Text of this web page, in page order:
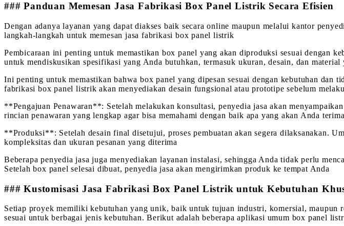
### Panduan Memesan Jasa Fabrikasi Box Panel Listrik Secara Efisien
Dengan adanya layanan yang dapat diakses baik secara online maupun melalui kantor
langkah-langkah untuk memesan jasa fabrikasi box panel listrik
Pembicaraan ini penting untuk memastikan box panel yang akan diproduksi sesuai
untuk mendiskusikan spesifikasi yang Anda butuhkan, termasuk ukuran, desain, dan material
Ini penting untuk memastikan bahwa box panel yang dipesan sesuai dengan kebutuhan
fabrikasi box panel listrik akan menyediakan desain fungsional atau prototipe sebelum
**Pengajuan Penawaran**: Setelah melakukan konsultasi, penyedia jasa akan
rincian penawaran yang lengkap agar bisa memahami dengan baik apa yang akan Anda terima
**Produksi**: Setelah desain final disetujui, proses pembuatan akan segera dilaksanakan.
kompleksitas dan ukuran pesanan yang diterima
Beberapa penyedia jasa juga menyediakan layanan instalasi, sehingga Anda tidak perlu
Setelah box panel selesai dibuat, penyedia jasa akan mengirimkan produk ke tempat Anda
### Kustomisasi Jasa Fabrikasi Box Panel Listrik untuk Kebutuhan
Setiap proyek memiliki kebutuhan yang unik, baik untuk tujuan industri, komersial,
sesuai untuk berbagai jenis kebutuhan. Berikut adalah beberapa aplikasi umum box panel